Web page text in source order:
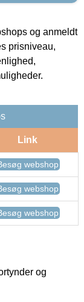
og anmeldt
prisniveau,
Link
webshop
webshop
webshop
og